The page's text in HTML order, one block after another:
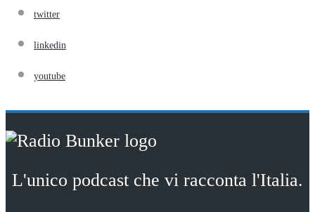
twitter
linkedin
youtube
L'unico podcast che vi racconta l'Italia.